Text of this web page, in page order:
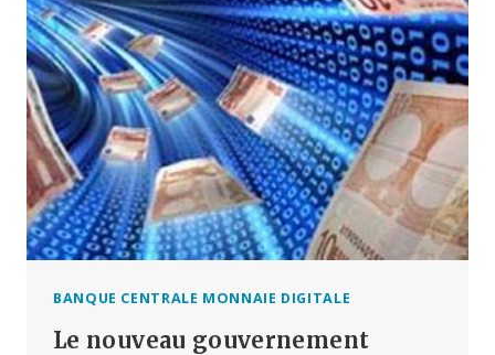
L’ESPACE
NUMÉRIQUE
BANQUE CENTRALE MONNAIE DIGITALE
Le nouveau gouvernement